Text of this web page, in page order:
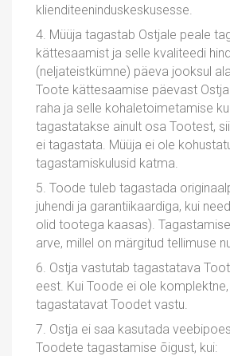
klienditeeninduskeskusesse.
4. Müüja tagastab Ostjale peale
kättesaamist ja selle kvaliteedi
(neljateistkümne) päeva jooksul
Toote kättesaamise päevast
raha ja selle kohaletoimetamise
tagastatakse ainult osa Tootest,
ei tagastata. Müüja ei ole
tagastamiskulusid katma.
5. Toode tuleb tagastada
juhendi ja garantiikaardiga, kui
olid tootega kaasas).
arve, millel on märgitud tellimuse
6. Ostja vastutab tagastatava
eest. Kui Toode ei ole
tagastatavat Toodet vastu.
7. Ostja ei saa kasutada
Toodete tagastamise õigust, kui: